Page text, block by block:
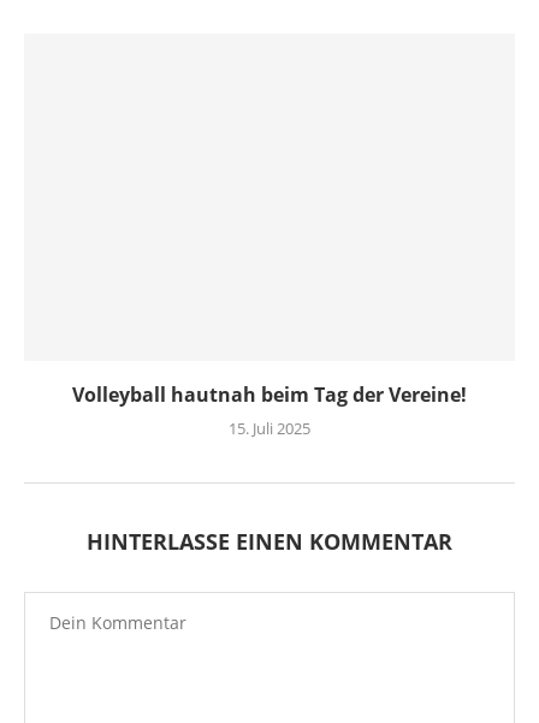
Volleyball hautnah beim Tag der Vereine!
15. Juli 2025
HINTERLASSE EINEN KOMMENTAR